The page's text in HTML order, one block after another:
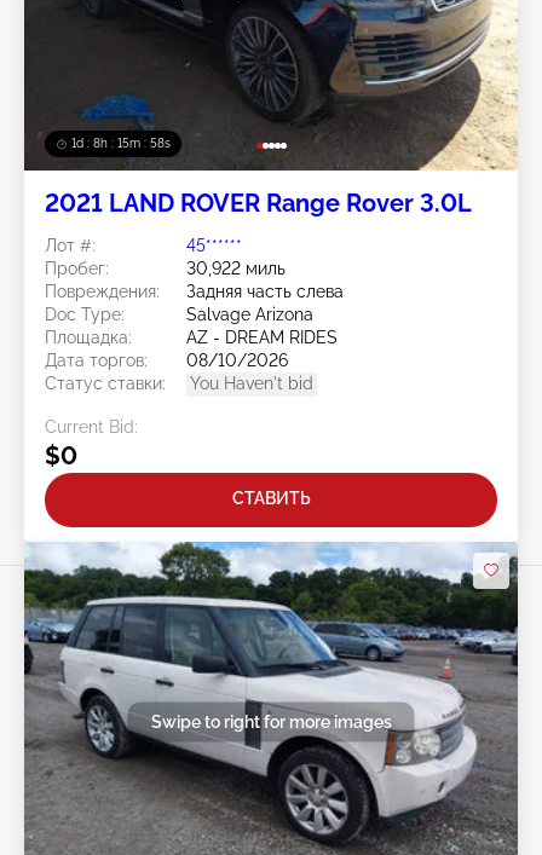
1d : 8h : 15m : 56s
2021 LAND ROVER Range Rover 3.0L
Лот #:
45******
Пробег:
30,922 миль
Повреждения:
Задняя часть слева
Doc Type:
Salvage Arizona
Площадка:
AZ - DREAM RIDES
Дата торгов:
08/10/2026
Статус ставки:
You Haven't bid
Current Bid:
$0
СТАВИТЬ
Swipe to right for more images